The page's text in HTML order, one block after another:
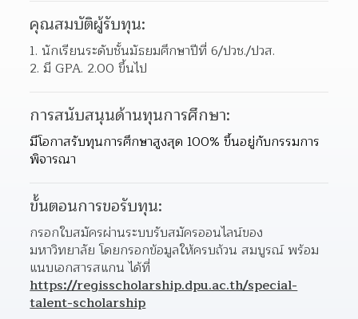
คุณสมบัติผู้รับทุน:
1. นักเรียนระดับชั้นมัธยมศึกษาปีที่ 6/ปวช./ปวส.
2. มี GPA. 2.00 ขึ้นไป
การสนับสนุนด้านทุนการศึกษา:
มีโอกาสรับทุนการศึกษาสูงสุด 100% ขึ้นอยู่กับกรรมการ
พิจารณา
ขั้นตอนการขอรับทุน:
กรอกใบสมัครผ่านระบบรับสมัครออนไลน์ของ
มหาวิทยาลัย โดยกรอกข้อมูลให้ครบถ้วน สมบูรณ์ พร้อม
https://regisscholarship.dpu.ac.th/special-
talent-scholarship